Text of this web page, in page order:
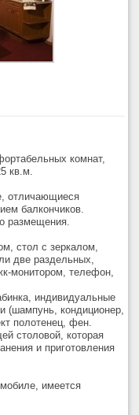
комнат,
кв.м.
отличающиеся
балкончиков.
размещения.
стол с зеркалом,
две раздельных,
монитором, телефон,
индивидуальные
(шампунь, кондиционер,
полотенец, фен.
столовой, которая
и приготовления
имеется